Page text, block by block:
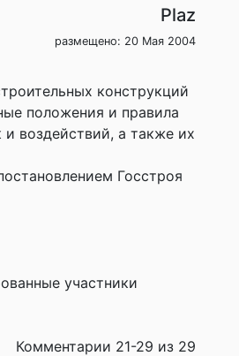
Plaz
размещено: 20 Мая 2004
конструкций
положения и правила
воздействий, а также их
Госстроя
участники
Комментарии 21-29 из 29